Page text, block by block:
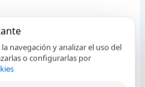
navegación y analizar el uso del
o configurarlas por